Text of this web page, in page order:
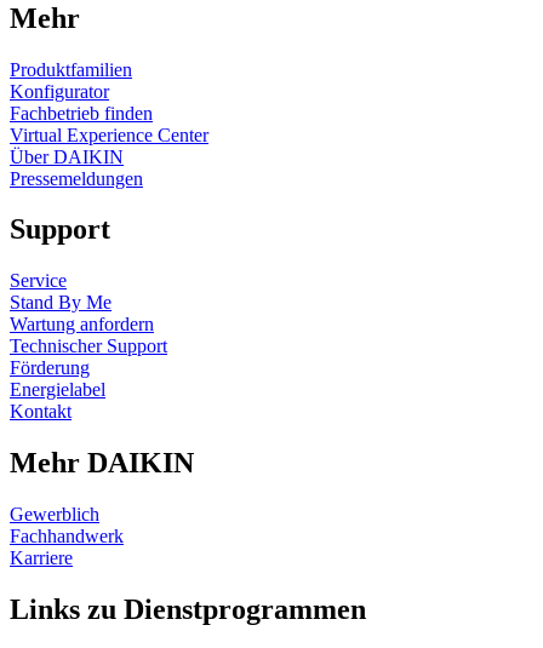
Mehr
Produktfamilien
Konfigurator
Fachbetrieb finden
Virtual Experience Center
Über DAIKIN
Pressemeldungen
Support
Service
Stand By Me
Wartung anfordern
Technischer Support
Förderung
Energielabel
Kontakt
Mehr DAIKIN
Gewerblich
Fachhandwerk
Karriere
Links zu Dienstprogrammen